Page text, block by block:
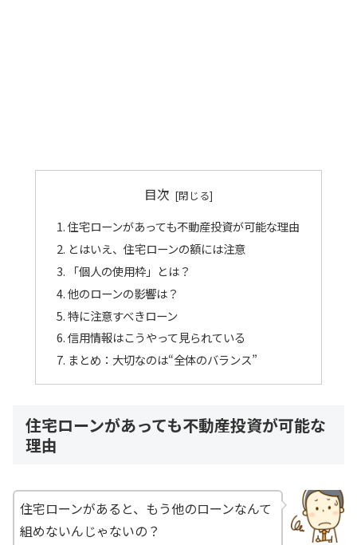
目次
住宅ローンがあっても不動産投資が可能な理由
とはいえ、住宅ローンの額には注意
「個人の使用枠」とは？
他のローンの影響は？
特に注意すべきローン
信用情報はこうやって見られている
まとめ：大切なのは“全体のバランス”
住宅ローンがあっても不動産投資が可能な
理由
住宅ローンがあると、もう他のローンなんて
組めないんじゃないの？